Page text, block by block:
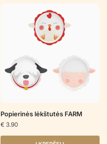
Popierinės lėkštutės FARM
€ 3.90